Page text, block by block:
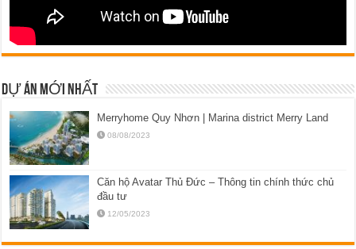
DỰ ÁN MỚI NHẤT
Merryhome Quy Nhơn | Marina district Merry Land
08/08/2023
Căn hộ Avatar Thủ Đức – Thông tin chính thức chủ
đầu tư
12/05/2023